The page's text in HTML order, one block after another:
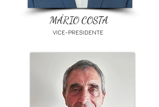
MÁRIO COSTA
VICE-PRESIDENTE